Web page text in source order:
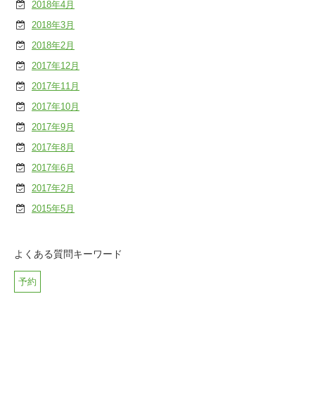
2018年4月
2018年3月
2018年2月
2017年12月
2017年11月
2017年10月
2017年9月
2017年8月
2017年6月
2017年2月
2015年5月
よくある質問キーワード
予約